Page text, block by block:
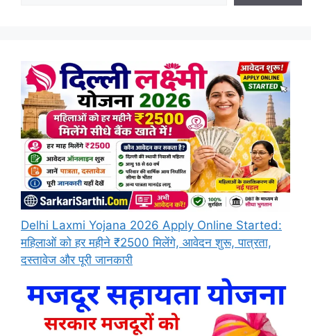
Delhi Laxmi Yojana 2026 Apply Online Started:
महिलाओं को हर महीने ₹2500 मिलेंगे, आवेदन शुरू, पात्रता,
दस्तावेज और पूरी जानकारी